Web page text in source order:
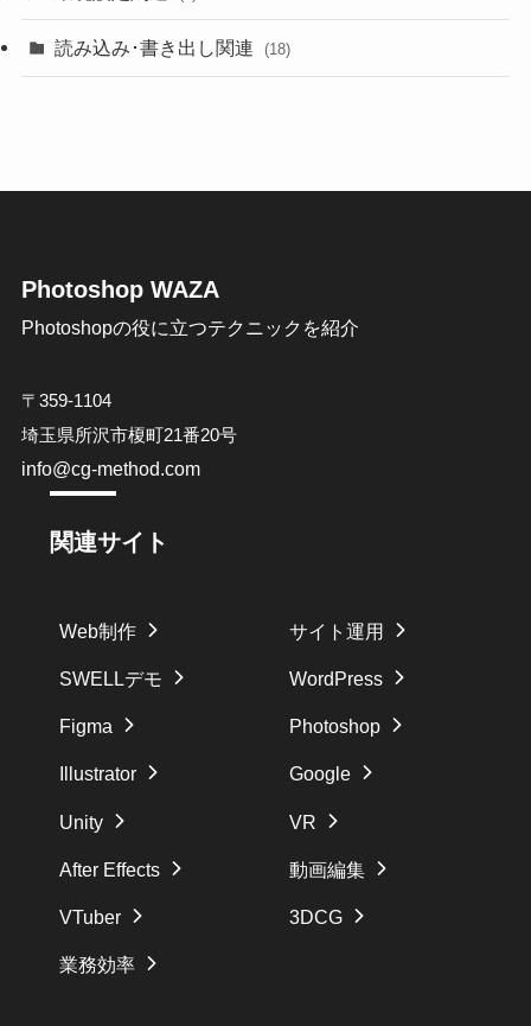
読み込み･書き出し関連 (18)
Photoshop WAZA
Photoshopの役に立つテクニックを紹介
〒359-1104
埼玉県所沢市榎町21番20号
info@cg-method.com
関連サイト
Web制作 サイト運用
SWELLデモ WordPress
Figma Photoshop
Illustrator Google
Unity VR
After Effects 動画編集
VTuber 3DCG
業務効率